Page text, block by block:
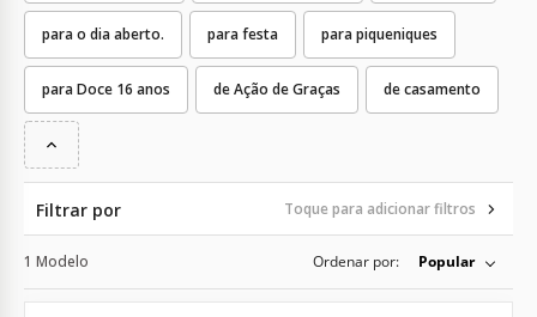
para o dia aberto. para festa para piqueniques
para Doce 16 anos de Ação de Graças de casamento
Filtrar por Toque para adicionar filtros
1 Modelo Ordenar por: Popular